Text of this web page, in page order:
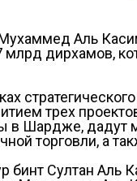
Аль
дирхамов,
трех
Шардже, дадут
торговли, а
бинт Султан Аль